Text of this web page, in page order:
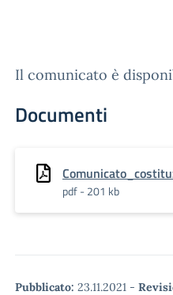
Il comunicato è
Documenti
pdf - 201 kb
Pubblicato: 23.11.2021 -